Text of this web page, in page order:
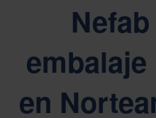
en